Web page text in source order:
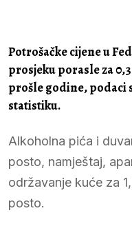
Potrošačke cijene u
prosjeku porasle za
prošle godine, podaci
statistiku.
Alkoholna pića i
posto, namještaj,
održavanje kuće za
posto.